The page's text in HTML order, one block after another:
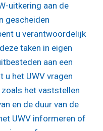
uitkering aan de
gescheiden
u verantwoordelijk
taken in eigen
aan een
u het UWV vragen
zoals het vaststellen
en de duur van de
UWV informeren of